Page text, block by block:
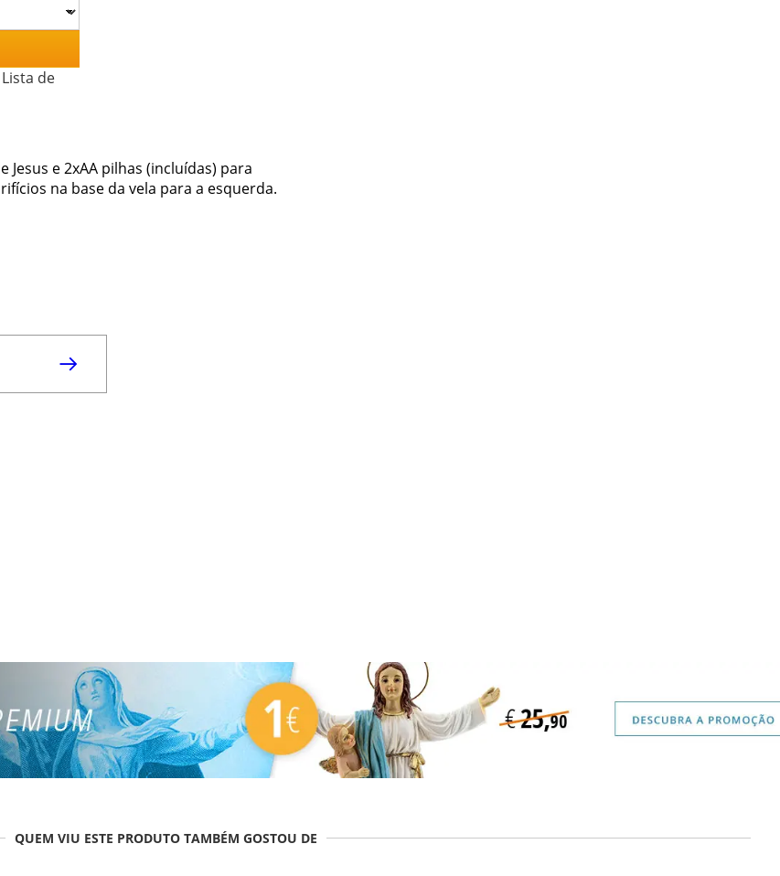
de
Jesus e 2xAA pilhas (incluídas) para
na base da vela para a esquerda.
QUEM VIU ESTE PRODUTO TAMBÉM GOSTOU DE